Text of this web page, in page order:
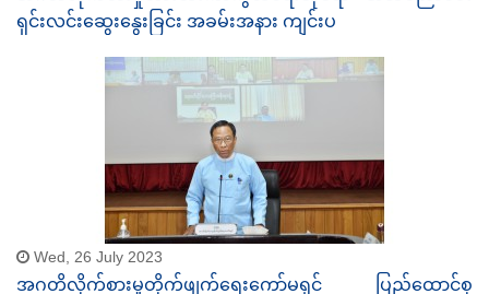
ရှင်းလင်းဆွေးနွေးခြင်း အခမ်းအနား ကျင်းပ
Wed, 26 July 2023
အဂတိလိုက်စားမှုတိုက်ဖျက်ရေးကော်မရှင် ပြည်ထောင်စု